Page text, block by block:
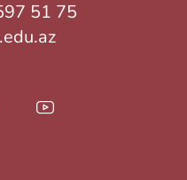
51 75